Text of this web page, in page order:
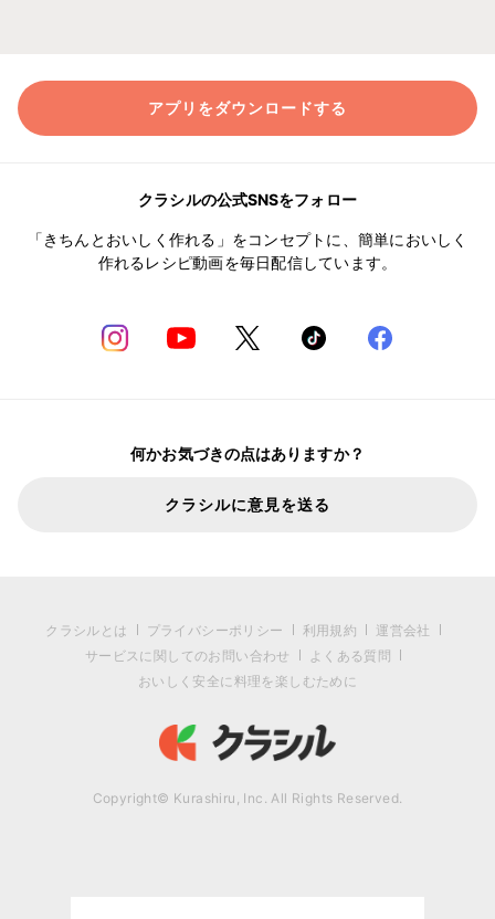
アプリをダウンロードする
クラシルの公式SNSをフォロー
「きちんとおいしく作れる」をコンセプトに、簡単においしく
作れるレシピ動画を毎日配信しています。
何かお気づきの点はありますか？
クラシルに意見を送る
クラシルとは プライバシーポリシー 利用規約
運営会社
サービスに関してのお問い合わせ
よくある質問
おいしく安全に料理を楽しむために
Copyright© Kurashiru, Inc. All Rights Reserved.